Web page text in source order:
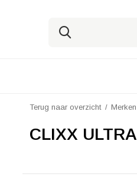
Terug naar overzicht Merken
CLIXX ULTRA